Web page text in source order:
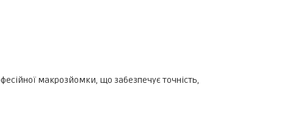
макрозйомки, що забезпечує точність,